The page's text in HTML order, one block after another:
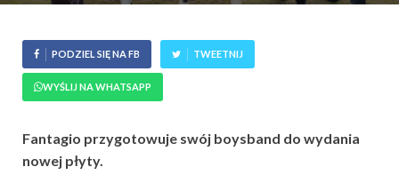
PODZIEL SIĘ NA FB TWEETNIJ
WYŚLIJ NA WHATSAPP
Fantagio przygotowuje swój boysband do wydania
nowej płyty.